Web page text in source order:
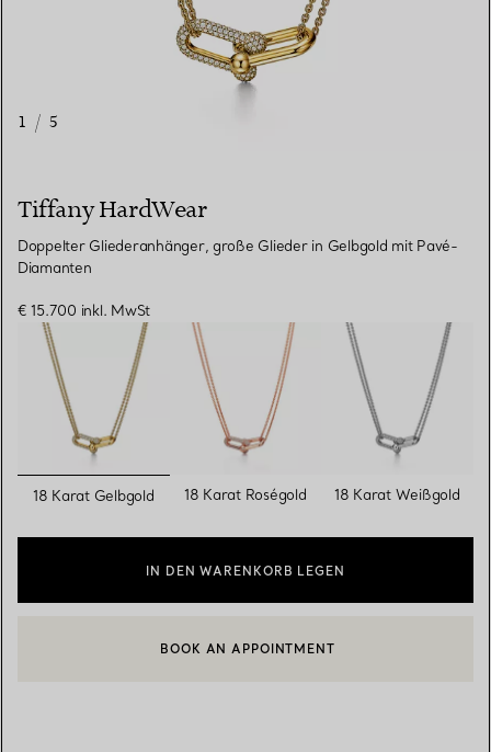
1 / 5
Tiffany HardWear
Doppelter Gliederanhänger, große Glieder in Gelbgold mit Pavé-
Diamanten
€ 15.700 inkl. MwSt
ausgewählt
18 Karat Gelbgold 18 Karat Roségold 18 Karat Weißgold
IN DEN WARENKORB LEGEN
EINEN KUNDENBERATER KONTAKTIEREN ODER EINEN
BOOK AN APPOINTMENT